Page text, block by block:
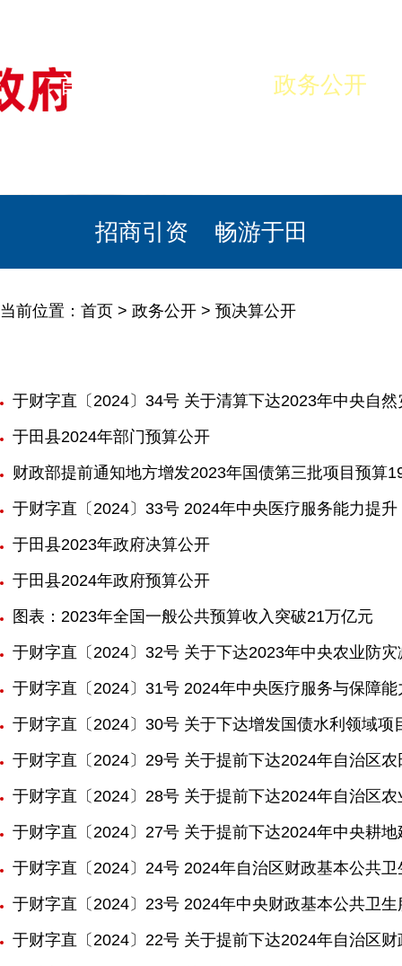
首页 政务公开
招商引资 畅游于田
当前位置： 首页 > 政务公开 > 预决算公开
于财字直〔2024〕34号 关于清算下达2023年中央自
于田县2024年部门预算公开
财政部提前通知地方增发2023年国债第三批项目预算
于财字直〔2024〕33号 2024年中央医疗服务能力提
于田县2023年政府决算公开
于田县2024年政府预算公开
图表：2023年全国一般公共预算收入突破21万亿元
于财字直〔2024〕32号 关于下达2023年中央农业防
于财字直〔2024〕31号 2024年中央医疗服务与保障
于财字直〔2024〕30号 关于下达增发国债水利领域
于财字直〔2024〕29号 关于提前下达2024年自治区
于财字直〔2024〕28号 关于提前下达2024年自治区
于财字直〔2024〕27号 关于提前下达2024年中央耕
于财字直〔2024〕24号 2024年自治区财政基本公共
于财字直〔2024〕23号 2024年中央财政基本公共卫
于财字直〔2024〕22号 关于提前下达2024年自治区